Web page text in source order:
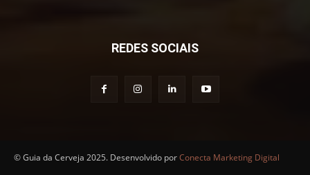
REDES SOCIAIS
© Guia da Cerveja 2025. Desenvolvido porConecta Marketing Digital